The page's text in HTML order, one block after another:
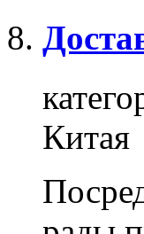
Китая